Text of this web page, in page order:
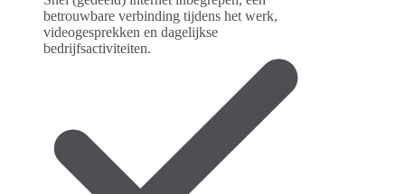
betrouwbare verbinding tijdens het werk,
videogesprekken en dagelijkse
bedrijfsactiviteiten.